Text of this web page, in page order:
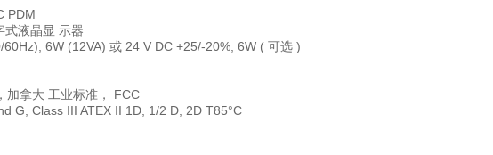
PDM
液晶显 示器
6W (12VA) 或 24 V DC +25/-20%, 6W ( 可选 )
拿大 工业标准， FCC
G, Class III ATEX II 1D, 1/2 D, 2D T85°C